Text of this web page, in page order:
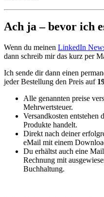
Ach ja – bevor ich
Wenn du meinen LinkedIn
dann schreib mir das kurz per
Ich sende dir dann einen
jeder Bestellung den Preis auf
Alle genannten preise
Mehrwertsteuer.
Versandkosten entstehen
Produkte handelt.
Direkt nach deiner
eMail mit einem
Du erhältst auch eine
Rechnung mit
Buchhaltung.